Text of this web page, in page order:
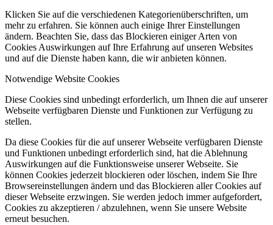
Klicken Sie auf die verschiedenen Kategorienüberschriften, um
mehr zu erfahren. Sie können auch einige Ihrer Einstellungen
ändern. Beachten Sie, dass das Blockieren einiger Arten von
Cookies Auswirkungen auf Ihre Erfahrung auf unseren Websites
und auf die Dienste haben kann, die wir anbieten können.
Notwendige Website Cookies
Diese Cookies sind unbedingt erforderlich, um Ihnen die auf unserer
Webseite verfügbaren Dienste und Funktionen zur Verfügung zu
stellen.
Da diese Cookies für die auf unserer Webseite verfügbaren Dienste
und Funktionen unbedingt erforderlich sind, hat die Ablehnung
Auswirkungen auf die Funktionsweise unserer Webseite. Sie
können Cookies jederzeit blockieren oder löschen, indem Sie Ihre
Browsereinstellungen ändern und das Blockieren aller Cookies auf
dieser Webseite erzwingen. Sie werden jedoch immer aufgefordert,
Cookies zu akzeptieren / abzulehnen, wenn Sie unsere Website
erneut besuchen.